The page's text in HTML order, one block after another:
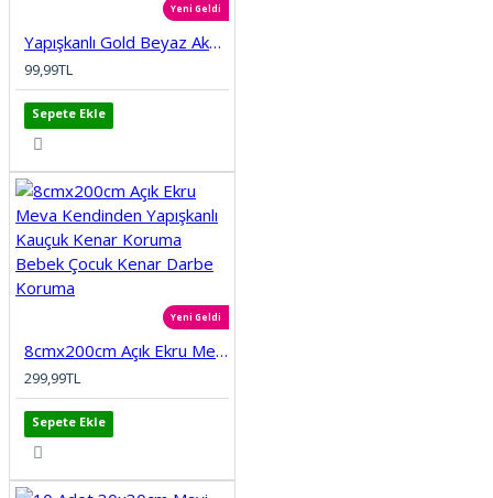
Yeni Geldi
Yapışkanlı Gold Beyaz Akustik Esnek 3D Lambiri 68x68cm Ofis Salon Ev Köpük Duvar Paneli Kağıdı NW192
99,99TL
Sepete Ekle
Yeni Geldi
8cmx200cm Açık Ekru Meva Kendinden Yapışkanlı Kauçuk Kenar Koruma Bebek Çocuk Kenar Darbe Koruma
299,99TL
Sepete Ekle